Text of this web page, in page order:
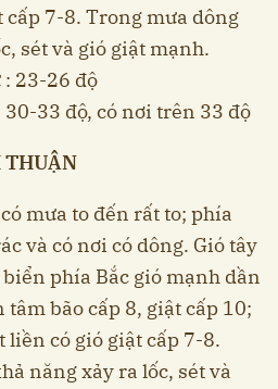
7-8. Trong mưa dông
sét và gió giật mạnh.
23-26 độ
33 độ, có nơi trên 33 độ
THUẬN
mưa to đến rất to; phía
và có nơi có dông. Gió tây
phía Bắc gió mạnh dần
bão cấp 8, giật cấp 10;
liền có gió giật cấp 7-8.
năng xảy ra lốc, sét và